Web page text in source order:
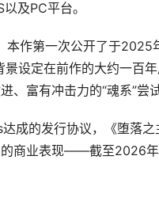
及PC平台。
作第一次公开了于2025
设定在前作的大约一百
富有冲击力的“魂系”尝试
成的发行协议，《堕落
的商业表现——截至2026